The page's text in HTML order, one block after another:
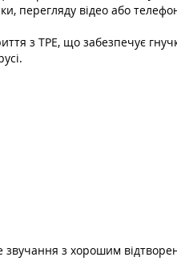
перегляду відео або
з TPE, що забезпечує
з хорошим